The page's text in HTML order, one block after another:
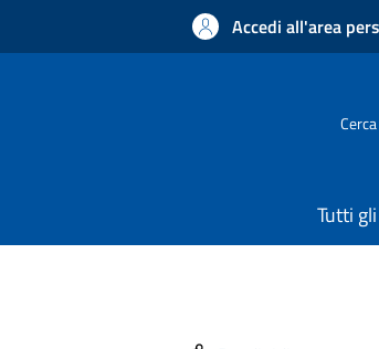
Accedi all'area
Cerca
Tutti